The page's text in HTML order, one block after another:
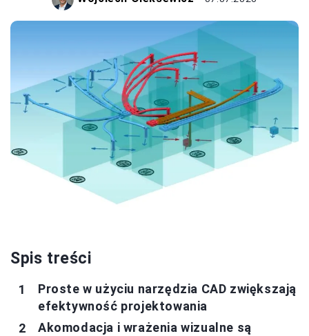
Spis treści
Proste w użyciu narzędzia CAD zwiększają
efektywność projektowania
Akomodacja i wrażenia wizualne są